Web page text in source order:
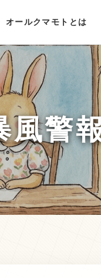
オールクマモトとは
風警